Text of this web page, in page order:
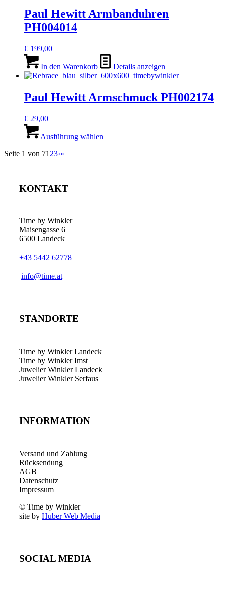
Paul Hewitt Armbanduhren
PH004014
€ 199,00
In den Warenkorb Details anzeigen
Paul Hewitt Armschmuck PH002174
€ 29,00
Ausführung wählen
Seite 1 von 71 23›»
KONTAKT
Time by Winkler
Maisengasse 6
6500 Landeck
+43 5442 62778
­info@time.at
STANDORTE
Time by Winkler Landeck
Time by Winkler Imst
Juwelier Winkler Landeck
Juwelier Winkler Serfaus
INFORMATION
Versand und Zahlung
Rücksendung
AGB
Datenschutz
Impressum
© Time by Winkler
site by Huber Web Media
SOCIAL MEDIA